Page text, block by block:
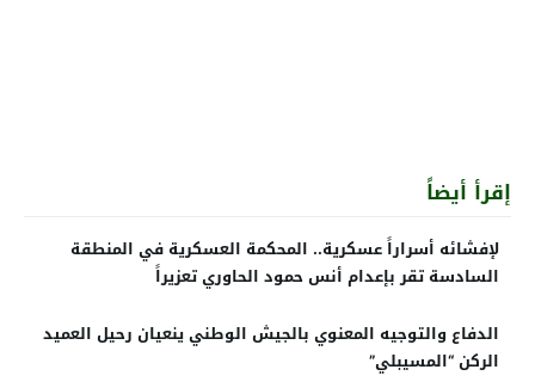
إقرأ أيضاً
لإفشائه أسراراً عسكرية.. المحكمة العسكرية في المنطقة
السادسة تقر بإعدام أنس حمود الحاوري تعزيراً
الدفاع والتوجيه المعنوي بالجيش الوطني ينعيان رحيل العميد
الركن “المسيبلي”